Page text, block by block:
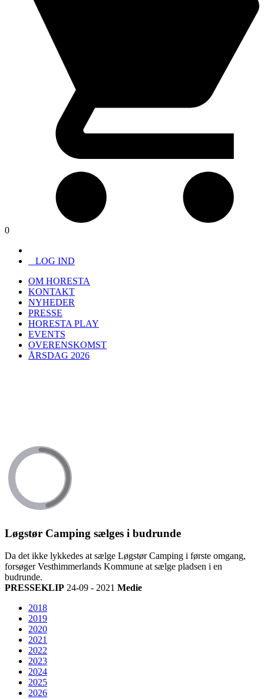
0
LOG IND
OM HORESTA
KONTAKT
NYHEDER
PRESSE
HORESTA PLAY
EVENTS
OVERENSKOMST
ÅRSDAG 2026
Løgstør Camping sælges i budrunde
Da det ikke lykkedes at sælge Løgstør Camping i første omgang,
forsøger Vesthimmerlands Kommune at sælge pladsen i en
budrunde.
PRESSEKLIP 24-09 - 2021 Medie
2018
2019
2020
2021
2022
2023
2024
2025
2026